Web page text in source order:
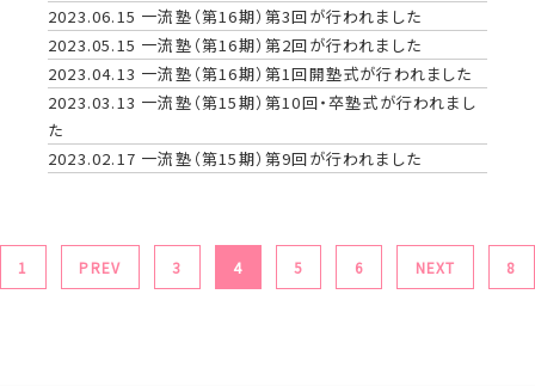
2023.06.15 一流塾（第16期）第3回が行われました
2023.05.15 一流塾（第16期）第2回が行われました
2023.04.13 一流塾（第16期）第1回開塾式が行われました
2023.03.13 一流塾（第15期）第10回・卒塾式が行われまし
た
2023.02.17 一流塾（第15期）第9回が行われました
1 PREV 3 4 5 6 NEXT 8